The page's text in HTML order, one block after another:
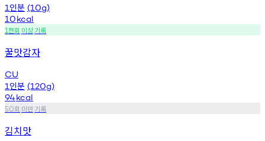
1 인분 (10g)
10kcal
1천회 이상기록
꿀맛감자
CU
1 인분 (120g)
94kcal
50회 미만기록
김치맛